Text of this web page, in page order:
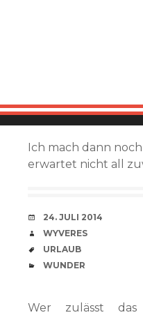
Ich mach dann
erwartet nicht all
VERABREDUNG
24. JULI 2014
VERFASSER
WYVERES
SCHLAGWÖRTER
URLAUB
CATEGORIES
WUNDER
Wer zulässt